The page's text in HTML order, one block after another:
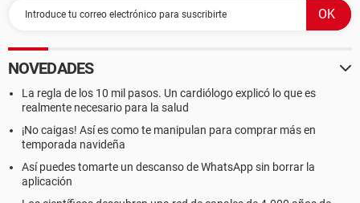
NOVEDADES
La regla de los 10 mil pasos. Un cardiólogo explicó lo que es
realmente necesario para la salud
¡No caigas! Así es como te manipulan para comprar más en
temporada navideña
Así puedes tomarte un descanso de WhatsApp sin borrar la
aplicación